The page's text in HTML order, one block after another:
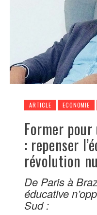
ARTICLE ECONOMIE
Former
: repenser
révolution
De Paris à
éducative
Sud :